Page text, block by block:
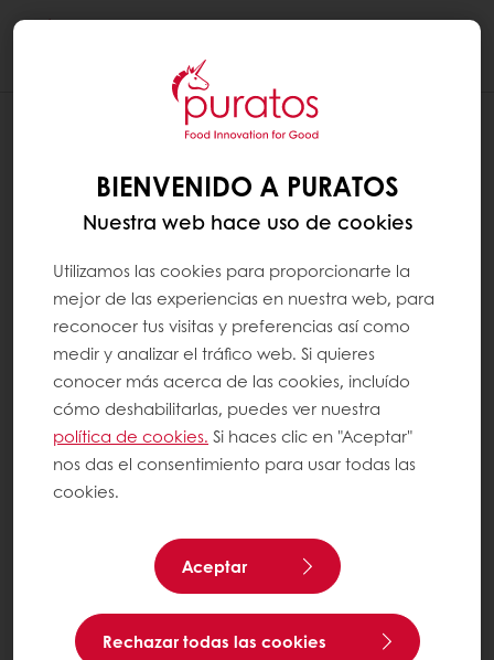
BIENVENIDO A PURATOS
Nuestra web hace uso de cookies
Utilizamos las cookies para proporcionarte la
mejor de las experiencias en nuestra web, para
reconocer tus visitas y preferencias así como
medir y analizar el tráfico web. Si quieres
conocer más acerca de las cookies, incluído
cómo deshabilitarlas, puedes ver nuestra
política de cookies. Si haces clic en "Aceptar"
nos das el consentimiento para usar todas las
cookies.
Aceptar
Rechazar todas las cookies